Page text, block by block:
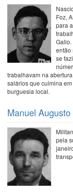
Foz,
para
então
se
trabalhavam na
salários que culmina
burguesia local.
Manuel
pela
Paginação